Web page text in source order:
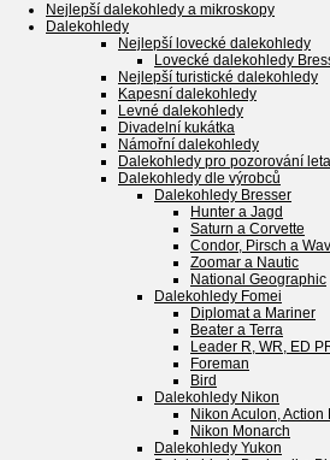
Nejlepší dalekohledy a mikroskopy
Dalekohledy
Nejlepší lovecké dalekohledy
Lovecké dalekohledy
Nejlepší turistické dalekohledy
Kapesní dalekohledy
Levné dalekohledy
Divadelní kukátka
Námořní dalekohledy
Dalekohledy pro pozorování
Dalekohledy dle výrobců
Dalekohledy Bresser
Hunter a Jagd
Saturn a Corvette
Condor, Pirsch a
Zoomar a Nautic
National Geographic
Dalekohledy Fomei
Diplomat a Mariner
Beater a Terra
Leader R, WR, ED
Foreman
Bird
Dalekohledy Nikon
Nikon Aculon, Action
Nikon Monarch
Dalekohledy Yukon